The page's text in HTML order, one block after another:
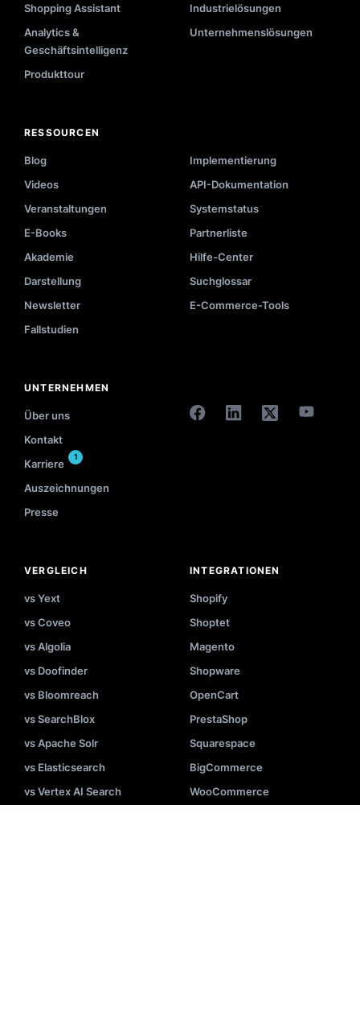
Shopping Assistant
Industrielösungen
Analytics &
Geschäftsintelligenz
Unternehmenslösungen
Produkttour
RESSOURCEN
Blog
Implementierung
Videos
API-Dokumentation
Veranstaltungen
Systemstatus
E-Books
Partnerliste
Akademie
Hilfe-Center
Darstellung
Suchglossar
Newsletter
E-Commerce-Tools
Fallstudien
UNTERNEHMEN
Über uns
Kontakt
Karriere
1
Auszeichnungen
Presse
VERGLEICH
vs Yext
vs Coveo
vs Algolia
vs Doofinder
vs Bloomreach
vs SearchBlox
vs Apache Solr
vs Elasticsearch
vs Vertex AI Search
INTEGRATIONEN
Shopify
Shoptet
Magento
Shopware
OpenCart
PrestaShop
Squarespace
BigCommerce
WooCommerce